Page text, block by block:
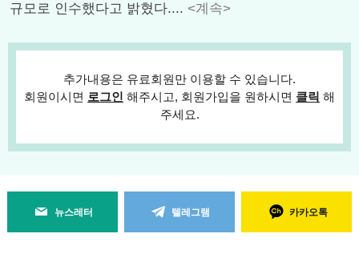
규모로 인수했다고 밝혔다.... <계속>
추가내용은 유료회원만 이용할 수 있습니다.
회원이시면 로그인 해주시고, 회원가입을 원하시면 클릭 해
주세요.
뉴스레터 텔레그램 카카오톡